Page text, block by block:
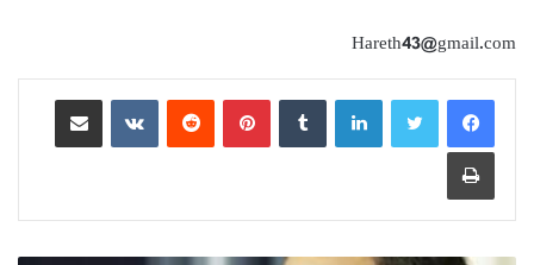
Hareth43@gmail.com
لينكدإن بينتيريست
مشاركة عبر البريد
طباعة